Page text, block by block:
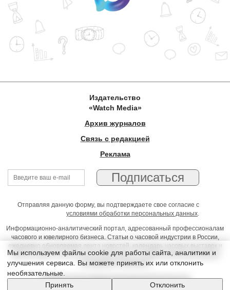
Издательство
«Watch Media»
Архив журналов
Связь с редакцией
Реклама
Отправляя данную форму, вы подтверждаете свое согласие с
условиями обработки персональных данных.
Информационно-аналитический портал, адресованный профессионалам
часового и ювелирного бизнеса. Статьи о часовой индустрии в России,
ежедневно обновляемая лента новостей, календарь часовых выставок и
презентаций, on-line консультации юриста, профессиональный форум
часовщиков и ювелиров
Условия использования материалов Издательства
Мы используем файлы cookie для работы сайта, аналитики и
улучшения сервиса. Вы можете принять их или отклонить
необязательные.
Принять
Отклонить